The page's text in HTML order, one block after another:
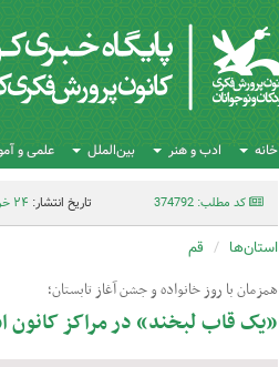
خانه ادب و هنر بین‌الملل علمی و
کد مطلب: 374792 تاریخ انتشار: ۲۴ خرداد ۱۴۰۵ - ۱۰:۱۴
استان‌ها قم
همزمان با روز خانواده و جشن آغاز تابستان؛
«یک قاب لبخند» در مراکز کانون